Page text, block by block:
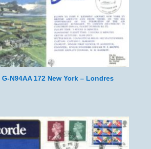
G-N94AA 172 New York – Londres